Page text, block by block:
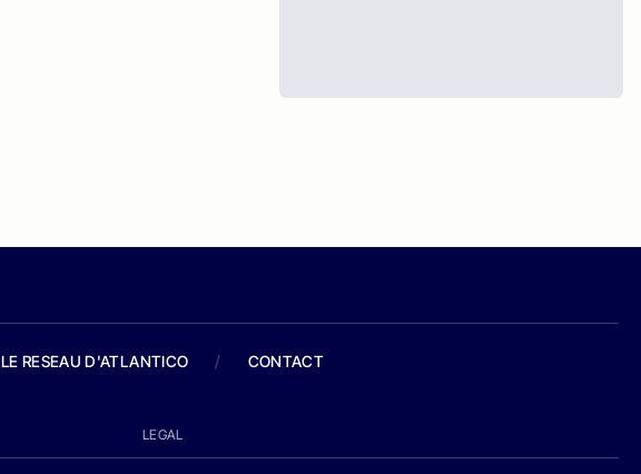
LE RESEAU D'ATLANTICO / CONTACT
LEGAL